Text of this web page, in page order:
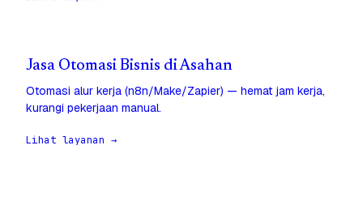
Jasa Otomasi Bisnis di Asahan
Otomasi alur kerja (n8n/Make/Zapier) — hemat jam kerja,
kurangi pekerjaan manual.
Lihat layanan →